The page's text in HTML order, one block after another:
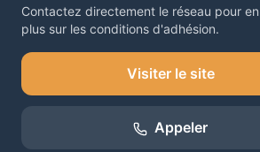
Contactez directement le réseau pour
plus sur les conditions d'adhésion.
Visiter le site
Appeler